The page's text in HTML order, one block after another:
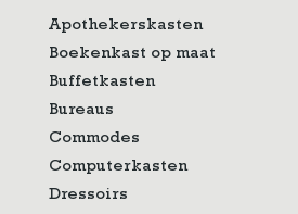
Apothekerskasten
Boekenkast op maat
Buffetkasten
Bureaus
Commodes
Computerkasten
Dressoirs